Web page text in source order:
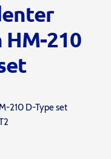
210
210 D-Type set